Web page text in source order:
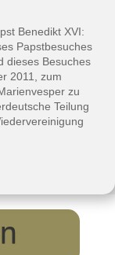
Benedikt XVI:
Papstbesuches
dieses Besuches
2011, zum
zu
Teilung